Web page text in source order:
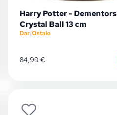
Harry Potter - Dementors
Crystal Ball 13 cm
Dar|Ostalo
84,99 €